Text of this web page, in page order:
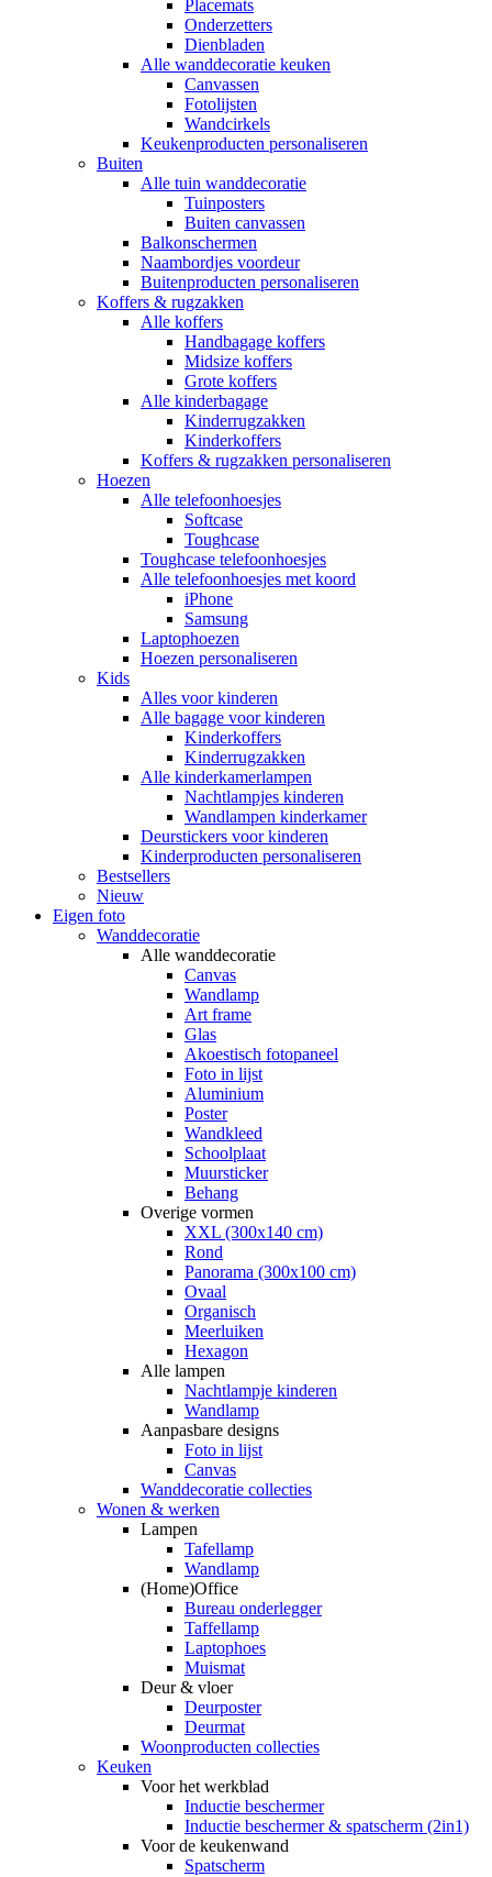
Placemats
Onderzetters
Dienbladen
Alle wanddecoratie keuken
Canvassen
Fotolijsten
Wandcirkels
Keukenproducten personaliseren
Buiten
Alle tuin wanddecoratie
Tuinposters
Buiten canvassen
Balkonschermen
Naambordjes voordeur
Buitenproducten personaliseren
Koffers & rugzakken
Alle koffers
Handbagage koffers
Midsize koffers
Grote koffers
Alle kinderbagage
Kinderrugzakken
Kinderkoffers
Koffers & rugzakken personaliseren
Hoezen
Alle telefoonhoesjes
Softcase
Toughcase
Toughcase telefoonhoesjes
Alle telefoonhoesjes met koord
iPhone
Samsung
Laptophoezen
Hoezen personaliseren
Kids
Alles voor kinderen
Alle bagage voor kinderen
Kinderkoffers
Kinderrugzakken
Alle kinderkamerlampen
Nachtlampjes kinderen
Wandlampen kinderkamer
Deurstickers voor kinderen
Kinderproducten personaliseren
Bestsellers
Nieuw
Eigen foto
Wanddecoratie
Alle wanddecoratie
Canvas
Wandlamp
Art frame
Glas
Akoestisch fotopaneel
Foto in lijst
Aluminium
Poster
Wandkleed
Schoolplaat
Muursticker
Behang
Overige vormen
XXL (300x140 cm)
Rond
Panorama (300x100 cm)
Ovaal
Organisch
Meerluiken
Hexagon
Alle lampen
Nachtlampje kinderen
Wandlamp
Aanpasbare designs
Foto in lijst
Canvas
Wanddecoratie collecties
Wonen & werken
Lampen
Tafellamp
Wandlamp
(Home)Office
Bureau onderlegger
Taffellamp
Laptophoes
Muismat
Deur & vloer
Deurposter
Deurmat
Woonproducten collecties
Keuken
Voor het werkblad
Inductie beschermer
Inductie beschermer & spatscherm (2in1)
Voor de keukenwand
Spatscherm